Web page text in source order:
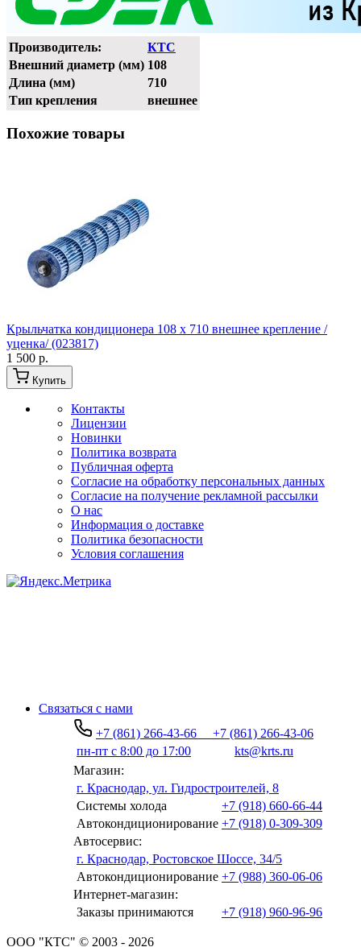
Производитель:
КТС
Внешний диаметр (мм) 108
Длина (мм)
710
Тип крепления
внешнее
Похожие товары
Крыльчатка кондиционера 108 x 710 внешнее крепление /
уценка/ (023817)
1 500 р.
Купить
Контакты
Лицензии
Новинки
Политика возврата
Публичная оферта
Согласие на обработку персональных данных
Согласие на получение рекламной рассылки
О нас
Информация о доставке
Политика безопасности
Условия соглашения
Связаться с нами
+7 (861) 266-43-66
+7 (861) 266-43-06
пн-пт с 8:00 до 17:00
kts@krts.ru
Магазин:
г. Краснодар, ул. Гидростроителей, 8
Системы холода
+7 (918) 660-66-44
Автокондиционирование +7 (918) 0-309-309
Автосервис:
г. Краснодар, Ростовское Шоссе, 34/5
Автокондиционирование +7 (988) 360-06-06
Интернет-магазин:
Заказы принимаются
+7 (918) 960-96-96
ООО "КТС" © 2003 - 2026